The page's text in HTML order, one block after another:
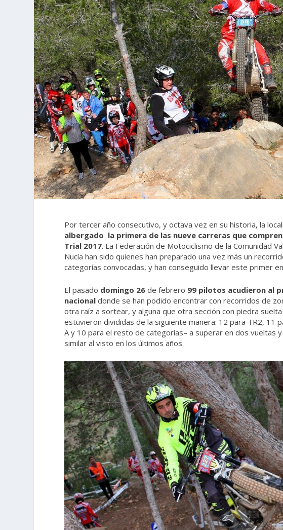
Por tercer año consecutivo, y octava vez en su historia, la
albergado la primera de las nueve carreras que
Trial 2017. La Federación de Motociclismo de la Comunidad
Nucía han sido quienes han preparado una vez más un
categorías convocadas, y han conseguido llevar este primer
El pasado domingo 26 de febrero 99 pilotos acudieron al
nacional donde se han podido encontrar con recorridos de
otra raíz a sortear, y alguna que otra sección con piedra
estuvieron divididas de la siguiente manera: 12 para TR2, 11
A y 10 para el resto de categorías– a superar en dos vueltas
similar al visto en los últimos años.